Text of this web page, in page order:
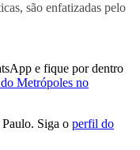
são enfatizadas pelo
e fique por dentro
Metrópoles no
Siga o perfil do